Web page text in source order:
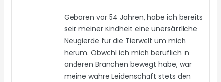
Geboren vor 54 Jahren, habe ich bereits
seit meiner Kindheit eine unersättliche
Neugierde für die Tierwelt um mich
herum. Obwohl ich mich beruflich in
anderen Branchen bewegt habe, war
meine wahre Leidenschaft stets den